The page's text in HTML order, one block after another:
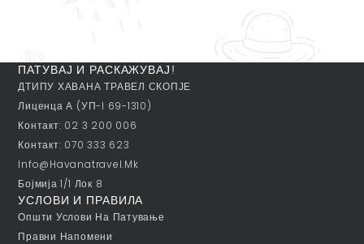
ПАТУВАЈ И РАСКАЖУВАЈ!
ДТИПУ ХАВАНА ТРАВЕЛ СКОПЈЕ
Лиценца А (УП-I 69-1310)
Контакт: 02 3 200 006
Контакт: 070 333 623
Info@havanatravel.mk
Бојмија 1/1 Лок 8
УСЛОВИ И ПРАВИЛА
Општи Услови На Патување
Правни Напомени